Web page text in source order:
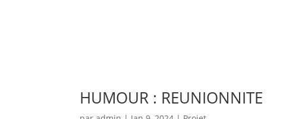
HUMOUR : REUNIONNITE